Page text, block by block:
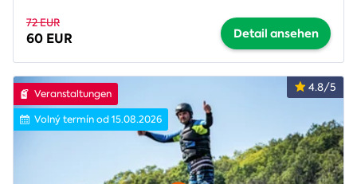
72 EUR
60 EUR Detail ansehen
4.8/5
Veranstaltungen
Volný termín od 15.08.2026